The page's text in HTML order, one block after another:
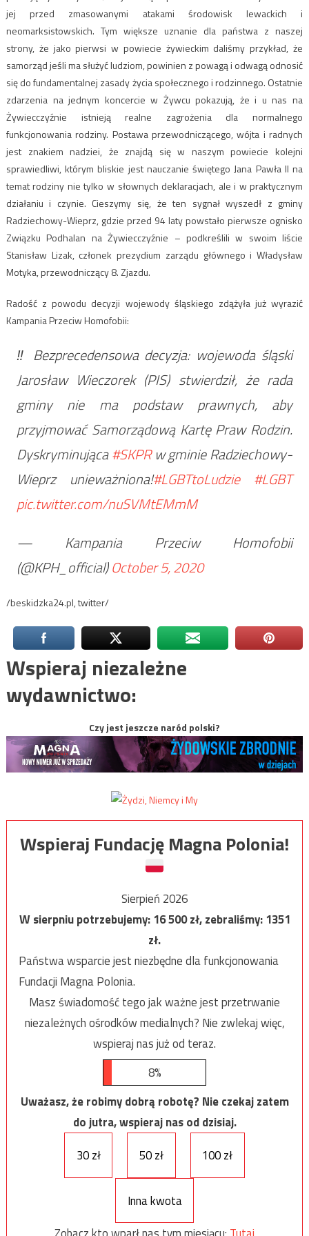
jej przed zmasowanymi atakami środowisk lewackich i
neomarksistowskich. Tym większe uznanie dla państwa z naszej
strony, że jako pierwsi w powiecie żywieckim daliśmy przykład, że
samorząd jeśli ma służyć ludziom, powinien z powagą i odwagą odnosić
się do fundamentalnej zasady życia społecznego i rodzinnego. Ostatnie
zdarzenia na jednym koncercie w Żywcu pokazują, że i u nas na
Żywiecczyźnie istnieją realne zagrożenia dla normalnego
funkcjonowania rodziny. Postawa przewodniczącego, wójta i radnych
jest znakiem nadziei, że znajdą się w naszym powiecie kolejni
sprawiedliwi, którym bliskie jest nauczanie świętego Jana Pawła II na
temat rodziny nie tylko w słownych deklaracjach, ale i w praktycznym
działaniu i czynie. Cieszymy się, że ten sygnał wyszedł z gminy
Radziechowy-Wieprz, gdzie przed 94 laty powstało pierwsze ognisko
Związku Podhalan na Żywiecczyźnie – podkreślili w swoim liście
Stanisław Lizak, członek prezydium zarządu głównego i Władysław
Motyka, przewodniczący 8. Zjazdu.
Radość z powodu decyzji wojewody śląskiego zdążyła już wyrazić
Kampania Przeciw Homofobii:
‼️ Bezprecedensowa decyzja: wojewoda śląski
Jarosław Wieczorek (PIS) stwierdził, że rada
gminy nie ma podstaw prawnych, aby
przyjmować Samorządową Kartę Praw Rodzin.
Dyskryminująca#SKPRw gminie Radziechowy-
Wieprz unieważniona!#LGBTtoLudzie
#LGBT
pic.twitter.com/nuSVMtEMmM
— Kampania Przeciw Homofobii
(@KPH_official)October 5, 2020
/beskidzka24.pl, twitter/
Wspieraj niezależne
wydawnictwo:
Czy jest jeszcze naród polski?
Wspieraj Fundację Magna Polonia!
Sierpień 2026
W sierpniu potrzebujemy:16 500zł, zebraliśmy:1351
zł.
Państwa wsparcie jest niezbędne dla funkcjonowania
Fundacji Magna Polonia.
Masz świadomość tego jak ważne jest przetrwanie
niezależnych ośrodków medialnych? Nie zwlekaj więc,
wspieraj nas już od teraz.
8%
Uważasz, że robimy dobrą robotę? Nie czekaj zatem
do jutra, wspieraj nas od dzisiaj.
30 zł
50 zł 100 zł
Inna kwota